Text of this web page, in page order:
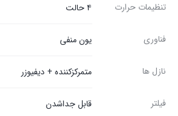
تنظیمات حرارت ۴ حالت
فناوری یون منفی
نازل ها متمرکزکننده + دیفیوزر
فیلتر قابل جداشدن